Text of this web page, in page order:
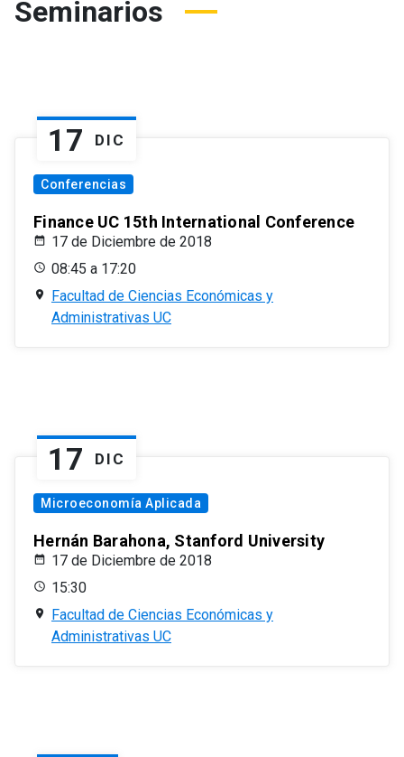
Seminarios
17 DIC
Conferencias
Finance UC 15th International Conference
17 de Diciembre de 2018
08:45 a 17:20
Facultad de Ciencias Económicas y
Administrativas UC
17 DIC
Microeconomía Aplicada
Hernán Barahona, Stanford University
17 de Diciembre de 2018
15:30
Facultad de Ciencias Económicas y
Administrativas UC